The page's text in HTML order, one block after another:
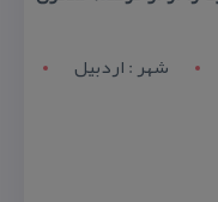
شهر : اردبيل